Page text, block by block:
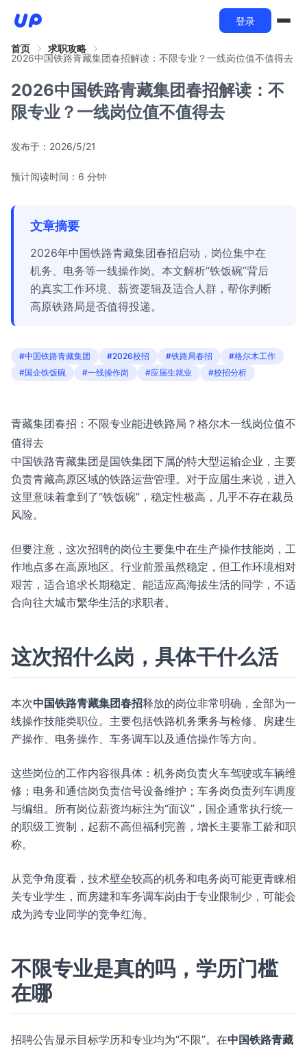
登录
首页
求职攻略
2026中国铁路青藏集团春招解读：不限专业？一线岗位值不值得去
2026中国铁路青藏集团春招解读：不
限专业？一线岗位值不值得去
发布于： 2026/5/21
预计阅读时间：6 分钟
文章摘要
2026年中国铁路青藏集团春招启动，岗位集中在
机务、电务等一线操作岗。本文解析“铁饭碗”背后
的真实工作环境、薪资逻辑及适合人群，帮你判断
高原铁路局是否值得投递。
#中国铁路青藏集团 #2026校招 #铁路局春招
#格尔木工作
#国企铁饭碗
#一线操作岗 #应届生就业 #校招分析
青藏集团春招：不限专业能进铁路局？格尔木一线岗位值不
值得去
中国铁路青藏集团是国铁集团下属的特大型运输企业，主要
负责青藏高原区域的铁路运营管理。对于应届生来说，进入
这里意味着拿到了“铁饭碗”，稳定性极高，几乎不存在裁员
风险。
但要注意，这次招聘的岗位主要集中在生产操作技能岗，工
作地点多在高原地区。行业前景虽然稳定，但工作环境相对
艰苦，适合追求长期稳定、能适应高海拔生活的同学，不适
合向往大城市繁华生活的求职者。
这次招什么岗，具体干什么活
本次中国铁路青藏集团春招释放的岗位非常明确，全部为一
线操作技能类职位。主要包括铁路机务乘务与检修、房建生
产操作、电务操作、车务调车以及通信操作等方向。
这些岗位的工作内容很具体：机务岗负责火车驾驶或车辆维
修；电务和通信岗负责信号设备维护；车务岗负责列车调度
与编组。所有岗位薪资均标注为“面议”，国企通常执行统一
的职级工资制，起薪不高但福利完善，增长主要靠工龄和职
称。
从竞争角度看，技术壁垒较高的机务和电务岗可能更青睐相
关专业学生，而房建和车务调车岗由于专业限制少，可能会
成为跨专业同学的竞争红海。
不限专业是真的吗，学历门槛
在哪
招聘公告显示目标学历和专业均为“不限”。在中国铁路青藏